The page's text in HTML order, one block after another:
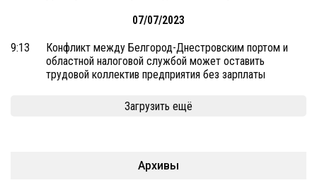
07/07/2023
9:13
Конфликт между Белгород-Днестровским портом и
областной налоговой службой может оставить
трудовой коллектив предприятия без зарплаты
Загрузить ещё
Архивы